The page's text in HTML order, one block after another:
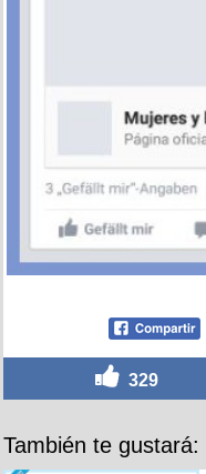
329
También te gustará: